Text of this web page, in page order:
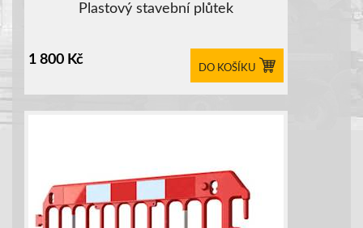
Plastový stavební plůtek
1 800 Kč
DO KOŠÍKU